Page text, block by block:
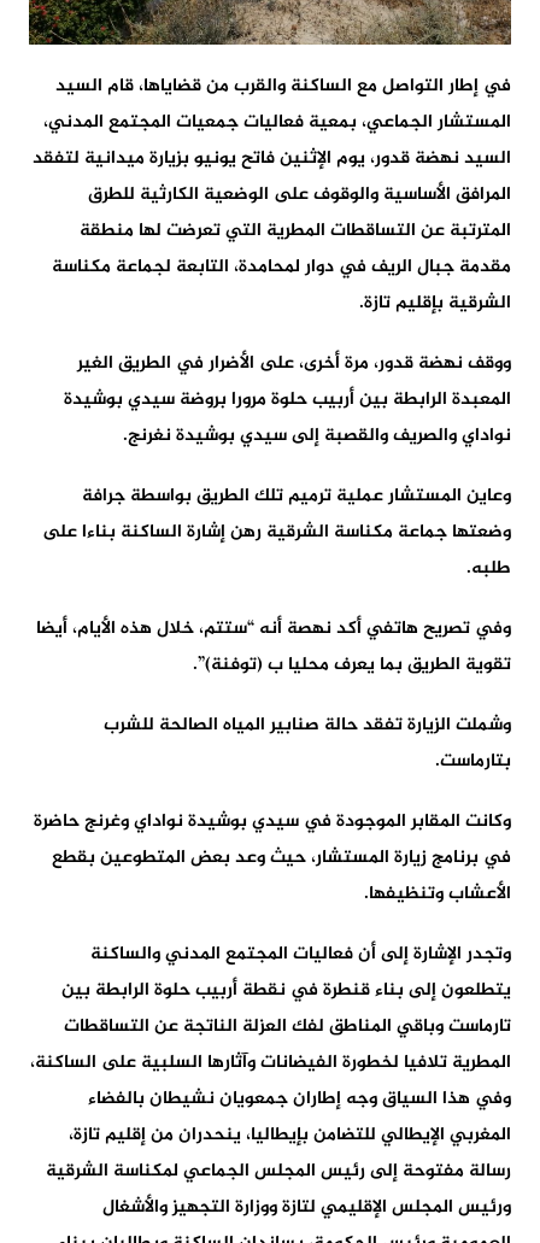
في إطار التواصل مع الساكنة والقرب من قضاياها، قام السيد
المستشار الجماعي، بمعية فعاليات جمعيات المجتمع المدني،
السيد نهضة قدور، يوم الإثنين فاتح يونيو بزيارة ميدانية لتفقد
المرافق الأساسية والوقوف على الوضعية الكارثية للطرق
المترتبة عن التساقطات المطرية التي تعرضت لها منطقة
مقدمة جبال الريف في دوار لمحامدة، التابعة لجماعة مكناسة
الشرقية بإقليم تازة.
ووقف نهضة قدور، مرة أخرى، على الأضرار في الطريق الغير
المعبدة الرابطة بين أربيب حلوة مرورا بروضة سيدي بوشيدة
نواداي والصريف والقصبة إلى سيدي بوشيدة نغرنج.
وعاين المستشار عملية ترميم تلك الطريق بواسطة جرافة
وضعتها جماعة مكناسة الشرقية رهن إشارة الساكنة بناءا على
طلبه.
وفي تصريح هاتفي أكد نهصة أنه “ستتم، خلال هذه الأيام، أيضا
تقوية الطريق بما يعرف محليا ب (توفنة)”.
وشملت الزيارة تفقد حالة صنابير المياه الصالحة للشرب
بتارماست.
وكانت المقابر الموجودة في سيدي بوشيدة نواداي وغرنج حاضرة
في برنامج زيارة المستشار، حيث وعد بعض المتطوعين بقطع
الأعشاب وتنظيفها.
وتجدر الإشارة إلى أن فعاليات المجتمع المدني والساكنة
يتطلعون إلى بناء قنطرة في نقطة أربيب حلوة الرابطة بين
تارماست وباقي المناطق لفك العزلة الناتجة عن التساقطات
المطرية تلافيا لخطورة الفيضانات وآثارها السلبية على الساكنة،
وفي هذا السياق وجه إطاران جمعويان نشيطان بالفضاء
المغربي الإيطالي للتضامن بإيطاليا، ينحدران من إقليم تازة،
رسالة مفتوحة إلى رئيس المجلس الجماعي لمكناسة الشرقية
ورئيس المجلس الإقليمي لتازة ووزارة التجهيز والأشغال